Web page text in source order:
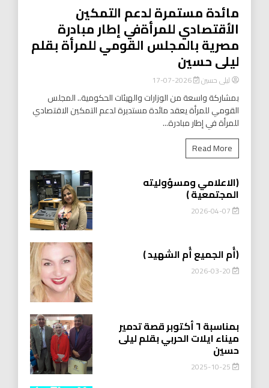
مائدة مستمرة لدعم التمكين
الأقتصادي للمرأةفي إطار مبادرة
مصرية بالمجلس القومي للمرأة بقلم
ليلى حسين
ليلى حسين 2026-07-17
بمشاركة واسعة من الوزارات والهيئات الحكومية.. المجلس
القومي للمرأة يعقد مائدة مستديرة لدعم التمكين الاقتصادي
للمرأة في إطار مبادرة...
Read More
(الاعلامي ومسؤوليته
المجتمعية )
2026-04-07
(أُم الجميع أُم الشهيد )
2026-03-20
بمناسبة ٦ أكتوبر قصة تدمير
ميناء ايلات الحربي بقلم ليلى
حسين
2025-10-25